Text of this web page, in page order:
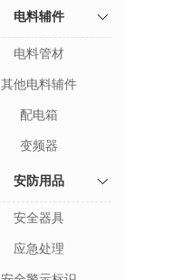
电料辅件
电料管材
其他电料辅件
配电箱
变频器
安防用品
安全器具
应急处理